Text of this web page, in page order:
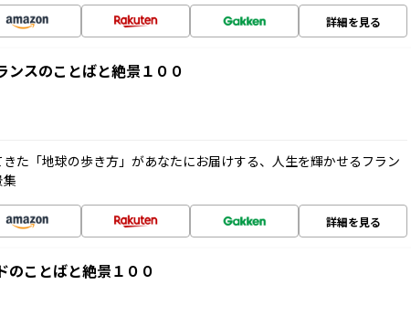
詳細を見る
ンスのことばと絶景１００
た「地球の歩き方」があなたにお届けする、人生を輝かせるフラン
詳細を見る
のことばと絶景１００